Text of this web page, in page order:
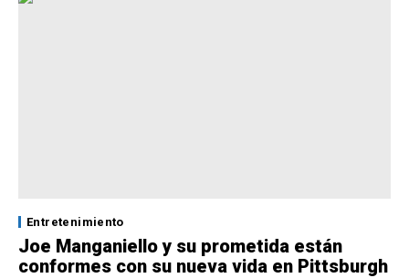
Entretenimiento
Joe Manganiello y su prometida están
conformes con su nueva vida en Pittsburgh